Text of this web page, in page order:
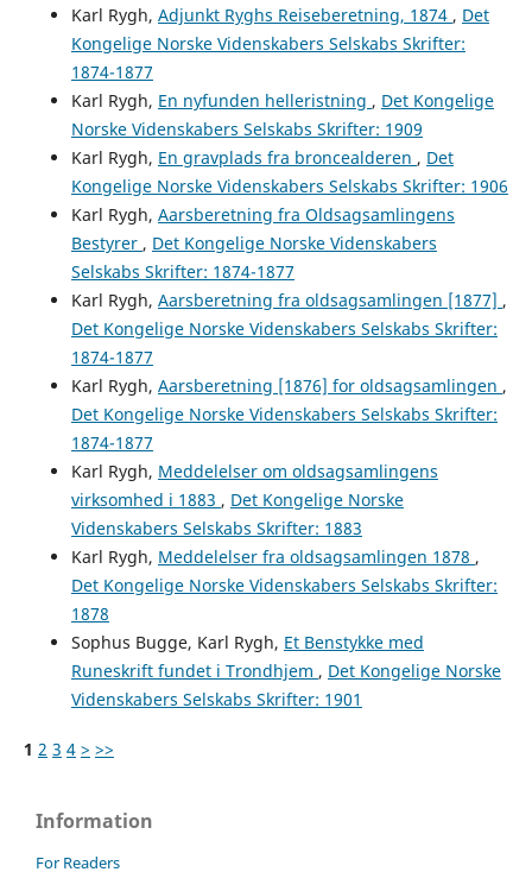
Karl Rygh, Adjunkt Ryghs Reiseberetning, 1874 , Det
Kongelige Norske Videnskabers Selskabs Skrifter:
1874-1877
Karl Rygh, En nyfunden helleristning , Det Kongelige
Norske Videnskabers Selskabs Skrifter: 1909
Karl Rygh, En gravplads fra broncealderen , Det
Kongelige Norske Videnskabers Selskabs Skrifter: 1906
Karl Rygh, Aarsberetning fra Oldsagsamlingens
Bestyrer , Det Kongelige Norske Videnskabers
Selskabs Skrifter: 1874-1877
Karl Rygh, Aarsberetning fra oldsagsamlingen [1877] ,
Det Kongelige Norske Videnskabers Selskabs Skrifter:
1874-1877
Karl Rygh, Aarsberetning [1876] for oldsagsamlingen ,
Det Kongelige Norske Videnskabers Selskabs Skrifter:
1874-1877
Karl Rygh, Meddelelser om oldsagsamlingens
virksomhed i 1883 , Det Kongelige Norske
Videnskabers Selskabs Skrifter: 1883
Karl Rygh, Meddelelser fra oldsagsamlingen 1878 ,
Det Kongelige Norske Videnskabers Selskabs Skrifter:
1878
Sophus Bugge, Karl Rygh, Et Benstykke med
Runeskrift fundet i Trondhjem , Det Kongelige Norske
Videnskabers Selskabs Skrifter: 1901
1 2 3 4 > >>
Information
For Readers